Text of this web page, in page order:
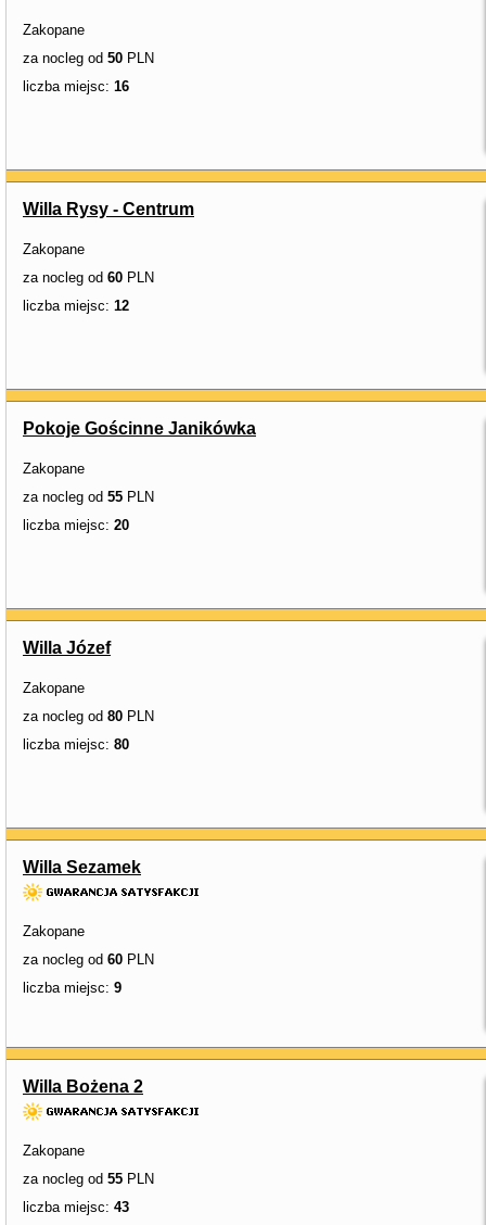
Zakopane
za nocleg od 50 PLN
liczba miejsc: 16
Willa Rysy - Centrum
Zakopane
za nocleg od 60 PLN
liczba miejsc: 12
Pokoje Gościnne Janikówka
Zakopane
za nocleg od 55 PLN
liczba miejsc: 20
Willa Józef
Zakopane
za nocleg od 80 PLN
liczba miejsc: 80
Willa Sezamek
Zakopane
za nocleg od 60 PLN
liczba miejsc: 9
Willa Bożena 2
Zakopane
za nocleg od 55 PLN
liczba miejsc: 43